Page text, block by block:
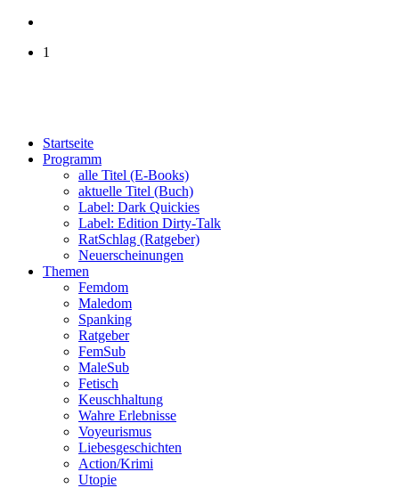
1
Startseite
Programm
alle Titel (E-Books)
aktuelle Titel (Buch)
Label: Dark Quickies
Label: Edition Dirty-Talk
RatSchlag (Ratgeber)
Neuerscheinungen
Themen
Femdom
Maledom
Spanking
Ratgeber
FemSub
MaleSub
Fetisch
Keuschhaltung
Wahre Erlebnisse
Voyeurismus
Liebesgeschichten
Action/Krimi
Utopie